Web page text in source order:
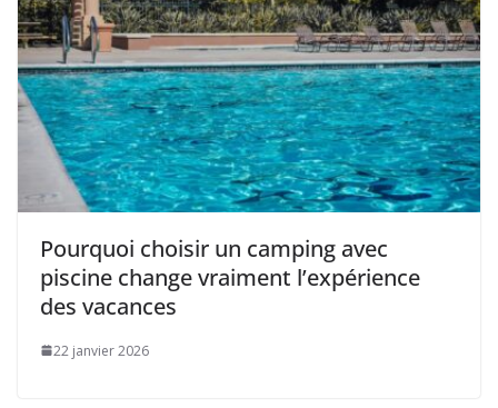
Pourquoi choisir un camping avec
piscine change vraiment l’expérience
des vacances
22 janvier 2026